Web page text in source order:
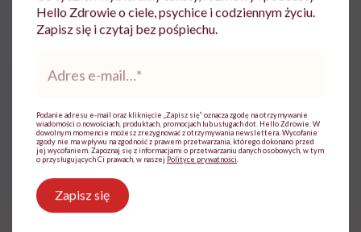
Ewelina Kaczmarczyk
Dziennikarka, której temat zdrowia zawsze
był bliski. Związana była m.in. z TVN,
Hello Zdrowie o ciele, psychice i codziennym życiu.
Zapisz się i czytaj bez pośpiechu.
mail*
Podanie adresu e-mail oraz kliknięcie „Zapisz się” oznacza zgodę na otrzymywanie
wiadomości o nowościach, produktach, promocjach lub usługach dot. Hello Zdrowie. W
dowolnym momencie możesz zrezygnować z otrzymywania newslettera. Wycofanie
zgody nie ma wpływu na zgodność z prawem przetwarzania, którego dokonano przed
jej wycofaniem. Zapoznaj się z informacjami o przetwarzaniu danych osobowych, w tym
o przysługujących Ci prawach, w naszej Polityce prywatności
Zapisz się